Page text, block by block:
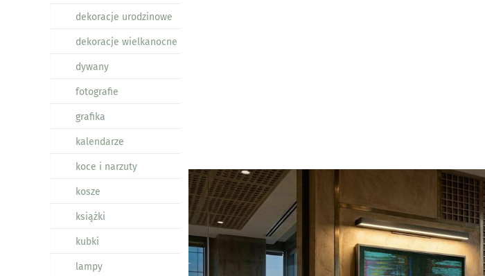
dekoracje urodzinowe
dekoracje wielkanocne
dywany
fotografie
grafika
kalendarze
koce i narzuty
kosze
książki
kubki
lampy